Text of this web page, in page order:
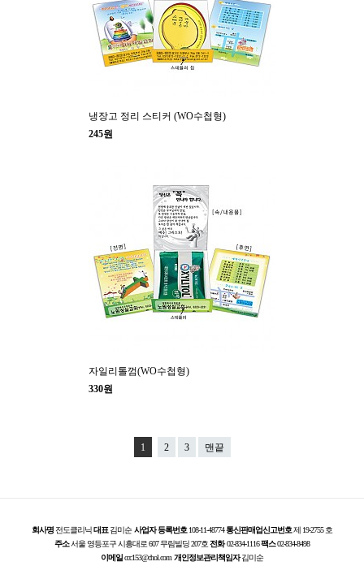
냉장고 정리 스티커 (WO수첩형)
245원
자일리톨껌(WO수첩형)
330원
1 2 3 맨끝
회사명전도클리닉 대표 김미순 사업자 등록번호108-11-48774 통신판매업신고번호제 19-2755 호
주소서울 영등포구 시흥대로 607 무림빌딩 207호 전화02-834-1116 팩스02-834-8498
이메일ccc153@chol.com 개인정보관리책임자김미순